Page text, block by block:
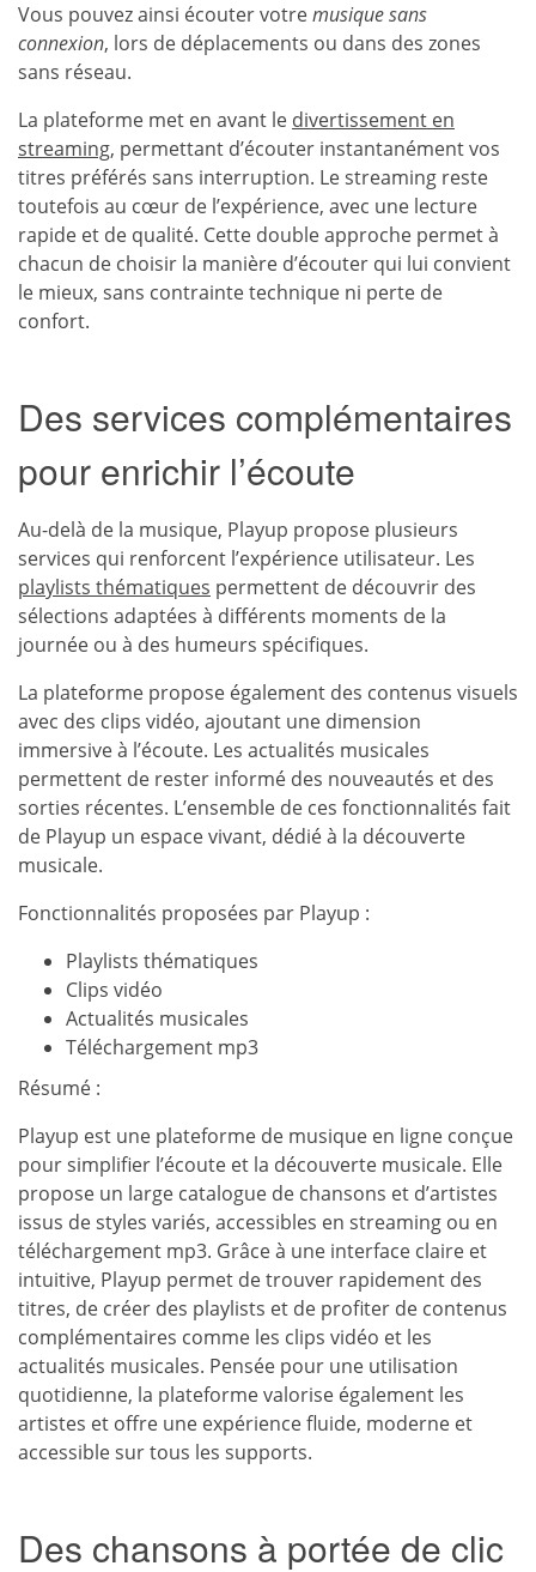
Vous pouvez ainsi écouter votremusique sans
connexion, lors de déplacements ou dans des zones
sans réseau.
La plateforme met en avant le divertissement en
streaming, permettant d’écouter instantanément vos
titres préférés sans interruption. Le streaming reste
toutefois au cœur de l’expérience, avec une lecture
rapide et de qualité. Cette double approche permet à
chacun de choisir la manière d’écouter qui lui convient
le mieux, sans contrainte technique ni perte de
confort.
Des services complémentaires
pour enrichir l’écoute
Au-delà de la musique, Playup propose plusieurs
services qui renforcent l’expérience utilisateur. Les
playlists thématiques permettent de découvrir des
sélections adaptées à différents moments de la
journée ou à des humeurs spécifiques.
La plateforme propose également des contenus visuels
avec des clips vidéo, ajoutant une dimension
immersive à l’écoute. Les actualités musicales
permettent de rester informé des nouveautés et des
sorties récentes. L’ensemble de ces fonctionnalités fait
de Playup un espace vivant, dédié à la découverte
musicale.
Fonctionnalités proposées par Playup :
Playlists thématiques
Clips vidéo
Actualités musicales
Téléchargement mp3
Résumé :
Playup est une plateforme de musique en ligne conçue
pour simplifier l’écoute et la découverte musicale. Elle
propose un large catalogue de chansons et d’artistes
issus de styles variés, accessibles en streaming ou en
téléchargement mp3. Grâce à une interface claire et
intuitive, Playup permet de trouver rapidement des
titres, de créer des playlists et de profiter de contenus
complémentaires comme les clips vidéo et les
actualités musicales. Pensée pour une utilisation
quotidienne, la plateforme valorise également les
artistes et offre une expérience fluide, moderne et
accessible sur tous les supports.
Des chansons à portée de clic